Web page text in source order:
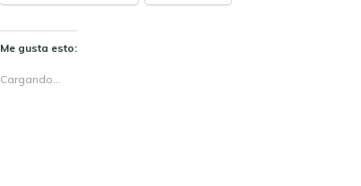
Me gusta esto:
Cargando...